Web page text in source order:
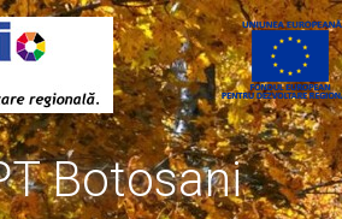
Botosani